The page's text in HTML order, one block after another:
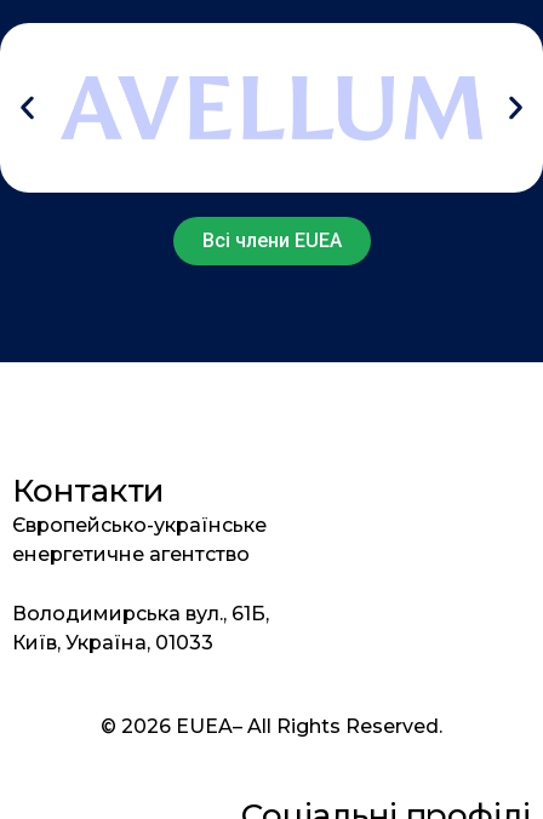
Всі члени EUEA
Контакти
Європейсько-українське
енергетичне агентство
Володимирська вул., 61Б,
Київ, Україна, 01033
© 2026 EUEA– All Rights Reserved.